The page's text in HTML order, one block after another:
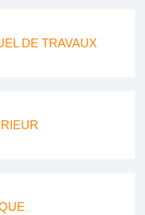
DE TRAVAUX